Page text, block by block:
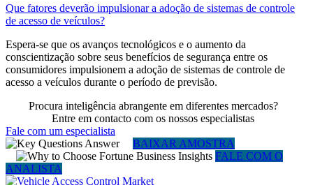
Que fatores deverão impulsionar a adoção de sistemas de controle
de acesso de veículos?
Espera-se que os avanços tecnológicos e o aumento da
conscientização sobre seus benefícios de segurança entre os
consumidores impulsionem a adoção de sistemas de controle de
acesso a veículos durante o período de previsão.
Procura inteligência abrangente em diferentes mercados?
Entre em contacto com os nossos especialistas
Fale com um especialista
BAIXAR AMOSTRA
FALE COM O
ANALISTA